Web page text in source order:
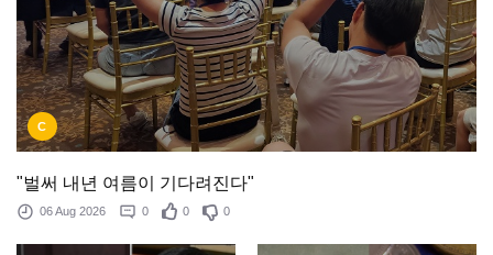
C
"벌써 내년 여름이 기다려진다"
06 Aug 2026 0 0 0